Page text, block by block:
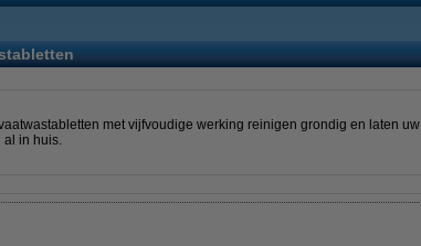
met vijfvoudige werking reinigen grondig en laten uw
al in huis.